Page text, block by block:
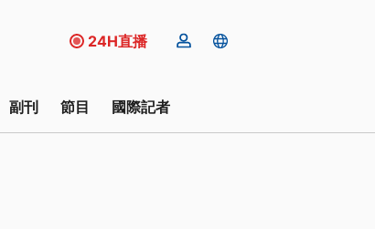
24H直播
副刊 節目 國際記者